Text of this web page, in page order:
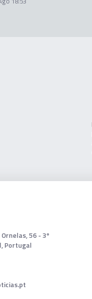
56 - 3º
Portugal